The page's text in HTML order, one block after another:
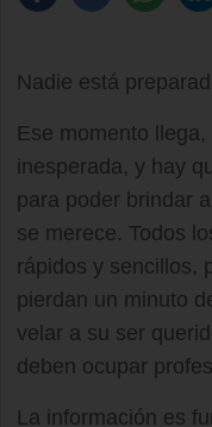
Nadie está
Ese momento
inesperada, y hay
para poder brindar
se merece. Todos
rápidos y sencillos,
pierdan un minuto
velar a su ser
deben ocupar
La información es